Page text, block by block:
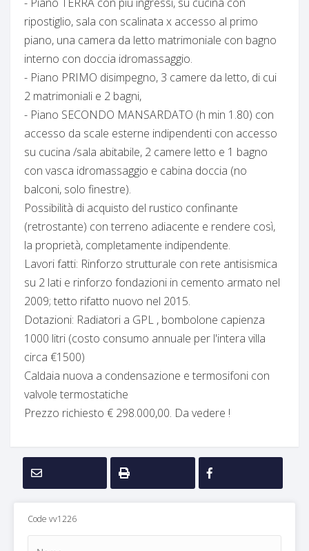
ripostiglio, sala con scalinata x accesso al primo
piano, una camera da letto matrimoniale con bagno
interno con doccia idromassaggio.
- Piano PRIMO disimpegno, 3 camere da letto, di cui
2 matrimoniali e 2 bagni,
- Piano SECONDO MANSARDATO (h min 1.80) con
accesso da scale esterne indipendenti con accesso
su cucina /sala abitabile, 2 camere letto e 1 bagno
con vasca idromassaggio e cabina doccia (no
balconi, solo finestre).
Possibilità di acquisto del rustico confinante
(retrostante) con terreno adiacente e rendere così,
la proprietà, completamente indipendente.
Lavori fatti: Rinforzo strutturale con rete antisismica
su 2 lati e rinforzo fondazioni in cemento armato nel
2009; tetto rifatto nuovo nel 2015.
Dotazioni: Radiatori a GPL , bombolone capienza
1000 litri (costo consumo annuale per l'intera villa
circa €1500)
Caldaia nuova a condensazione e termosifoni con
valvole termostatiche
Prezzo richiesto € 298.000,00. Da vedere !
Code vv1226